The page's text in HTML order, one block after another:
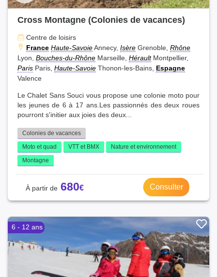
Cross Montagne (Colonies de vacances)
Centre de loisirs
France Haute-SavoieAnnecy, Isère Grenoble, Rhône
Lyon, Bouches-du-Rhône Marseille, HéraultMontpellier,
Paris Paris, Haute-Savoie Thonon-les-Bains, Espagne
Valence
Le Chalet Sans Souci vous propose une colonie moto pour
les jeunes de 6 à 17 ans.Les passionnés des deux roues
pourront s'initier aux joies des deux...
Colonies de vacances
Moto et quad
VTT et BMX
Nature et environnement
Montagne
680 Consulter
6 - 12 ans